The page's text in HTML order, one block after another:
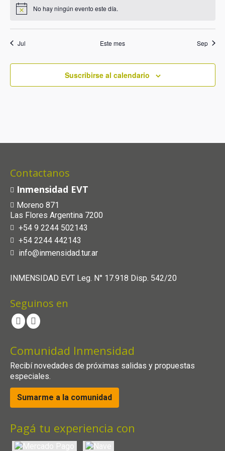
No hay ningún evento este día.
Jul Este mes Sep
Suscribirse al calendario
Contactanos
Inmensidad EVT
Moreno 871
Las Flores Argentina 7200
+54 9 2244 502143
+54 2244 442143
info@inmensidad.tur.ar
INMENSIDAD EVT Leg. N° 17.918 Disp. 542/20
Seguinos en
Comunidad Inmensidad
Recibí novedades de próximas salidas y propuestas
especiales.
Sumarme a la comunidad
Pagá tu experiencia con